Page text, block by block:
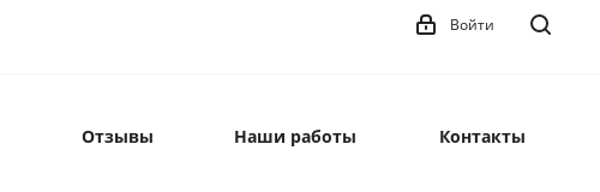
Войти
Отзывы Наши работы Контакты